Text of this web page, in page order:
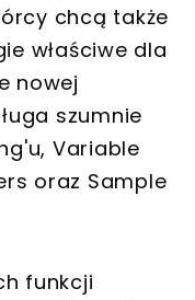
chcą także
właściwe dla
nowej
szumnie
Variable
oraz Sample
funkcji